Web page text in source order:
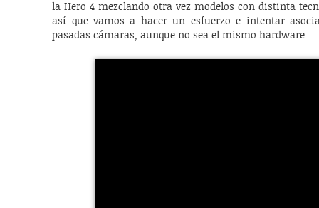
la Hero 4 mezclando otra vez modelos con distinta
así que vamos a hacer un esfuerzo e intentar
pasadas cámaras, aunque no sea el mismo hardware.